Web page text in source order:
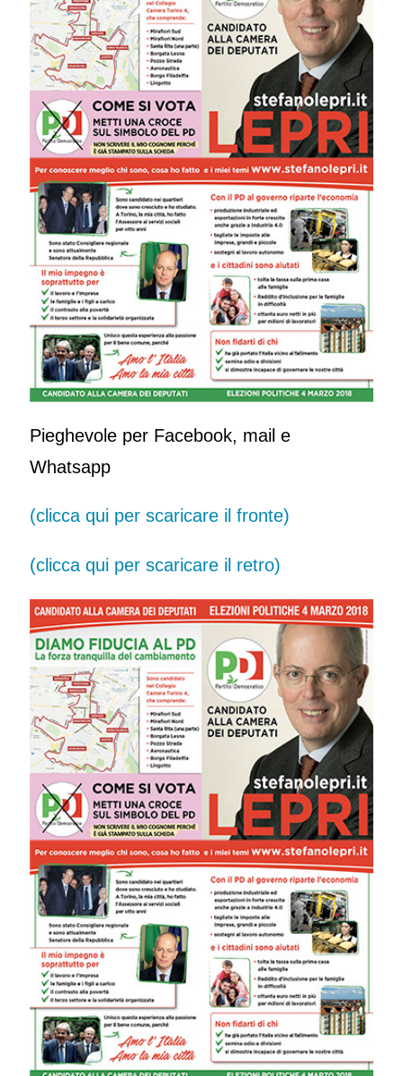
Pieghevole per Facebook, mail e
Whatsapp
(clicca qui per scaricare il fronte)
(clicca qui per scaricare il retro)